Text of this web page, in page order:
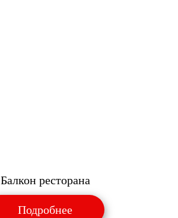
Балкон ресторана
Подробнее